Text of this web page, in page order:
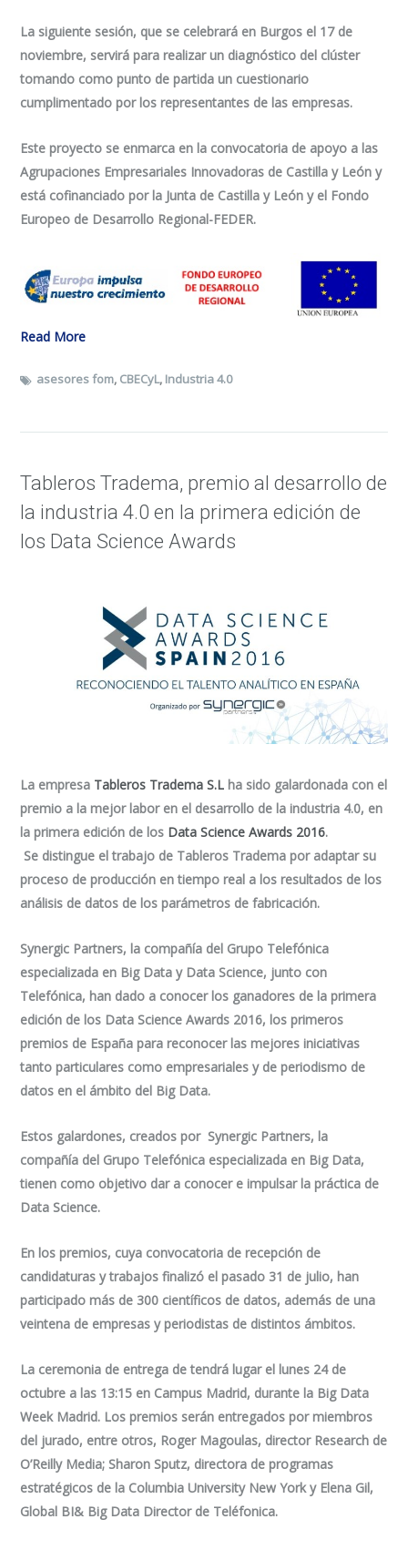
La siguiente sesión, que se celebrará en Burgos el 17 de
noviembre, servirá para realizar un diagnóstico del clúster
tomando como punto de partida un cuestionario
cumplimentado por los representantes de las empresas.
Este proyecto se enmarca en la convocatoria de apoyo a las
Agrupaciones Empresariales Innovadoras de Castilla y León y
está cofinanciado por la Junta de Castilla y León y el Fondo
Europeo de Desarrollo Regional-FEDER.
Read More
asesores fom, CBECyL, Industria 4.0
Tableros Tradema, premio al desarrollo de
la industria 4.0 en la primera edición de
los Data Science Awards
La empresa Tableros Tradema S.L ha sido galardonada con el
premio a la mejor labor en el desarrollo de la industria 4.0, en
la primera edición de los Data Science Awards 2016.
Se distingue el trabajo de Tableros Tradema por adaptar su
proceso de producción en tiempo real a los resultados de los
análisis de datos de los parámetros de fabricación.
Synergic Partners, la compañía del Grupo Telefónica
especializada en Big Data y Data Science, junto con
Telefónica, han dado a conocer los ganadores de la primera
edición de los Data Science Awards 2016, los primeros
premios de España para reconocer las mejores iniciativas
tanto particulares como empresariales y de periodismo de
datos en el ámbito del Big Data.
Estos galardones, creados por Synergic Partners, la
compañía del Grupo Telefónica especializada en Big Data,
tienen como objetivo dar a conocer e impulsar la práctica de
Data Science.
En los premios, cuya convocatoria de recepción de
candidaturas y trabajos finalizó el pasado 31 de julio, han
participado más de 300 científicos de datos, además de una
veintena de empresas y periodistas de distintos ámbitos.
La ceremonia de entrega de tendrá lugar el lunes 24 de
octubre a las 13:15 en Campus Madrid, durante la Big Data
Week Madrid. Los premios serán entregados por miembros
del jurado, entre otros, Roger Magoulas, director Research de
O’Reilly Media; Sharon Sputz, directora de programas
estratégicos de la Columbia University New York y Elena Gil,
Global BI& Big Data Director de Teléfonica.